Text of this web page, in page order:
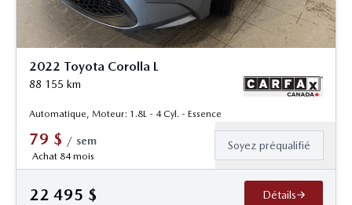
2022 Toyota Corolla L
88 155 km
Automatique, Moteur: 1.8L - 4 Cyl. - Essence
79 $ / sem
Achat 84 mois
Soyez préqualifié
22 495 $ Détails